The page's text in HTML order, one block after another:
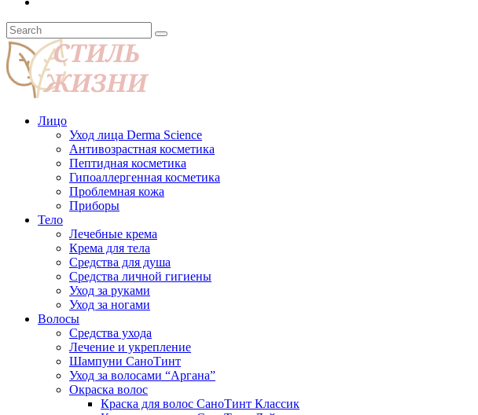
Лицо
Уход лица Derma Science
Антивозрастная косметика
Пептидная косметика
Гипоаллергенная косметика
Проблемная кожа
Приборы
Тело
Лечебные крема
Крема для тела
Средства для душа
Средства личной гигиены
Уход за руками
Уход за ногами
Волосы
Средства ухода
Лечение и укрепление
Шампуни СаноТинт
Уход за волосами “Аргана”
Окраска волос
Краска для волос СаноТинт Классик